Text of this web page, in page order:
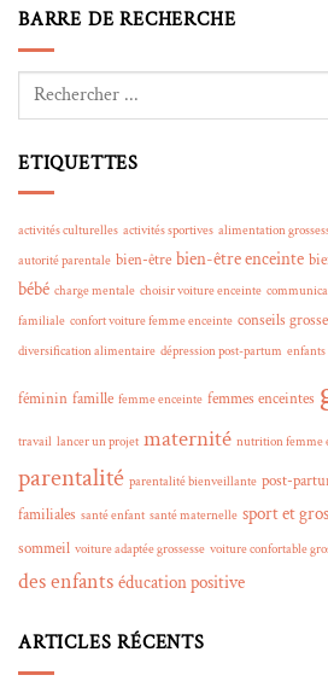
BARRE DE RECHERCHE
ETIQUETTES
activités culturelles activités sportives alimentation
autorité parentale bien-être bien-être enceinte
bébé charge mentale choisir voiture enceinte
familiale confort voiture femme enceinte conseils
diversification alimentaire dépression post-partum enfants
féminin famille femme enceinte femmes enceintes
travail lancer un projet maternité nutrition femme
parentalité parentalité bienveillante post-
familiales santé enfant santé maternelle sport et
sommeil voiture adaptée grossesse voiture confortable
des enfants éducation positive
ARTICLES RÉCENTS